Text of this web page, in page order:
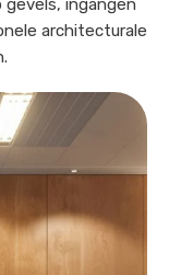
ingangen
architecturale